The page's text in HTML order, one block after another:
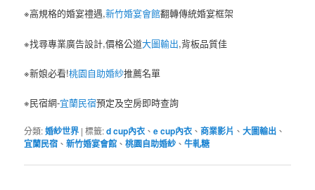
※高規格的婚宴禮遇,新竹婚宴會館翻轉傳統婚宴框架
※找尋專業廣告設計,價格公道大圖輸出,背板品質佳
※新娘必看!桃園自助婚紗推薦名單
※民宿網-宜蘭民宿預定及空房即時查詢
分類:婚紗世界 |標籤:d cup內衣 、e cup內衣 、商業影片 、大圖輸出 、
宜蘭民宿 、新竹婚宴會館 、桃園自助婚紗 、牛軋糖